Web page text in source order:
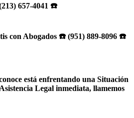
657-4041 ☎️
con Abogados ☎️ (951) 889-8096 ☎️
está enfrentando una Situación
Legal inmediata, llamemos